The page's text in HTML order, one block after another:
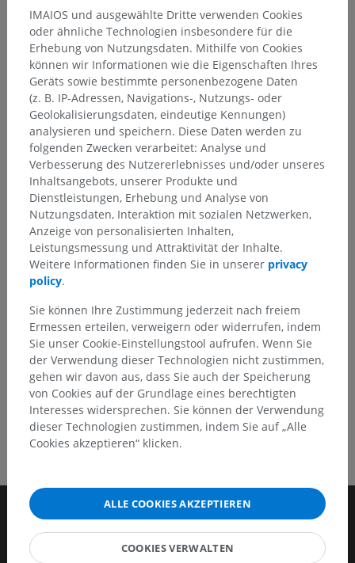
Vergleichende Anatomie bei
Menschen
Übersetzungen
Sie haben einen Fehler gefunden?
Sie können gerne eine Berichtigung, Übersetzung oder
inhaltliche Verbesserung vorschlagen.
Ein Problem melden
HOLE SIE SICH DIE APP
IMAIOS und ausgewählte Dritte verwenden Cookies
oder ähnliche Technologien insbesondere für die
Erhebung von Nutzungsdaten. Mithilfe von Cookies
können wir Informationen wie die Eigenschaften Ihres
Geräts sowie bestimmte personenbezogene Daten
(z. B. IP-Adressen, Navigations-, Nutzungs- oder
Geolokalisierungsdaten, eindeutige Kennungen)
analysieren und speichern. Diese Daten werden zu
folgenden Zwecken verarbeitet: Analyse und
Verbesserung des Nutzererlebnisses und/oder unseres
Inhaltsangebots, unserer Produkte und
Dienstleistungen, Erhebung und Analyse von
Nutzungsdaten, Interaktion mit sozialen Netzwerken,
Anzeige von personalisierten Inhalten,
Leistungsmessung und Attraktivität der Inhalte.
Weitere Informationen finden Sie in unserer privacy
policy.
Sie können Ihre Zustimmung jederzeit nach freiem
Ermessen erteilen, verweigern oder widerrufen, indem
Sie unser Cookie-Einstellungstool aufrufen. Wenn Sie
der Verwendung dieser Technologien nicht zustimmen,
gehen wir davon aus, dass Sie auch der Speicherung
von Cookies auf der Grundlage eines berechtigten
Interesses widersprechen. Sie können der Verwendung
dieser Technologien zustimmen, indem Sie auf „Alle
Cookies akzeptieren“ klicken.
ALLE COOKIES AKZEPTIEREN
COOKIES VERWALTEN